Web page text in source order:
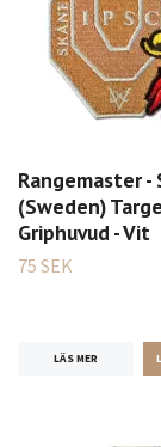
Rangemaster -
(Sweden)
Griphuvud - Vit
75 SEK
LÄS MER